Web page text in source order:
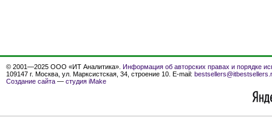
© 2001—2025 ООО «ИТ Аналитика». Информация об авторских правах и порядке
109147 г. Москва, ул. Марксистская, 34, строение 10. E-mail:
Создание сайта — студия iMake